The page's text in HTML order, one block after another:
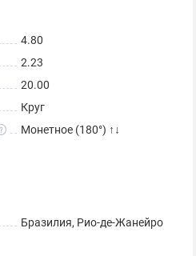
4.80
2.23
20.00
Круг
Монетное (180°) ↑↓
Бразилия, Рио-де-Жанейро